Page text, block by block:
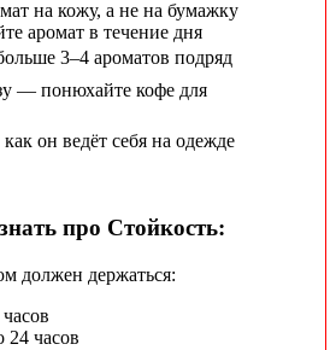
на кожу, а не на бумажку
аромат в течение дня
3–4 ароматов подряд
— понюхайте кофе для
он ведёт себя на одежде
про Стойкость:
должен держаться:
часов